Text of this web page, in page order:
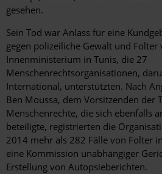
gesehen.
Sein Tod war Anlass für eine
gegen polizeiliche Gewalt und Folter
Innenministerium in Tunis, die 27
Menschenrechtsorganisationen,
International, unterstützten. Nach
Ben Moussa, dem Vorsitzenden der
Menschenrechte, die sich ebenfalls
beteiligte, registrierten die
2014 mehr als 282 Fälle von Folter
eine Kommission unabhängiger
Erstellung von Autopsieberichten.